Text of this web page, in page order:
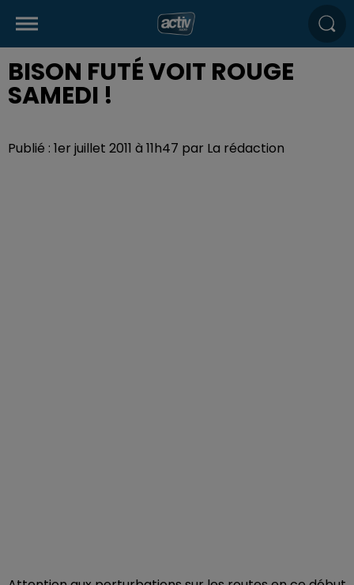
BISON FUTÉ VOIT ROUGE
SAMEDI !
Publié : 1er juillet 2011 à 11h47 par La rédaction